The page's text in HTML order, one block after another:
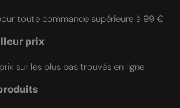
toute commande supérieure à 99 €
prix
sur les plus bas trouvés en ligne